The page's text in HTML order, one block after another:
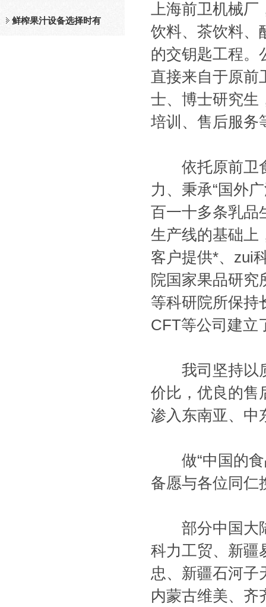
整套设备和工作流程
鲜榨果汁设备选择时有
上海前卫机械
饮料、茶饮料、
的交钥匙工程。
直接来自于原前
士、博士研究生
培训、售后服务
依托原前卫食
力、秉承“国外
百一十多条乳品
生产线的基础上
客户提供*、zui
院国家果品研究
等科研院所保持
CFT等公司建立
我司坚持以质
价比，优良的售
渗入东南亚、中
做“中国的食
备愿与各位同仁
部分中国大陆
科力工贸、新疆
忠、新疆石河子
内蒙古维美、齐